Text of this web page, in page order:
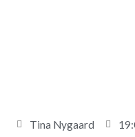
Tina Nygaard